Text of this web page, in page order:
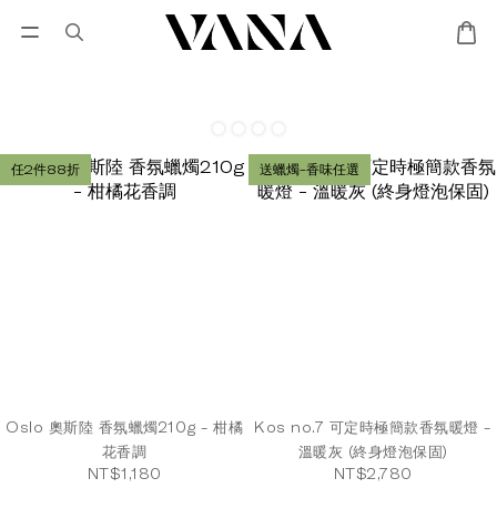
優惠專區 Lisa Larson聯名專區
會員登入
任2件88折
Oslo 奧斯陸 香氛蠟燭210g - 柑橘
花香調
NT$1,180
送蠟燭-香味任選
Kos no.7 可定時極簡款香氛暖燈 -
溫暖灰 (終身燈泡保固)
NT$2,780